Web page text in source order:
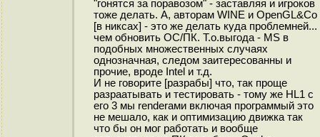
"гонятся за поравозом" - заставляя и игроков
тоже делать. А, авторам WINE и OpenGL&Co
[в никсах] - это же делать куда проблемней...
чем обновить ОС/ПК. Т.о.выгода - MS в
подобных множественных случаях
однозначная, следом заитересованны и
прочие, вроде Intel и т.д.
И не говорите [разрабы] что, так проще
разраатывать и тестировать - тому же HL1 с
его 3 мы renderами включая программый это
не мешало, как и оптимизацию движка так
что бы он мог работать и вообще